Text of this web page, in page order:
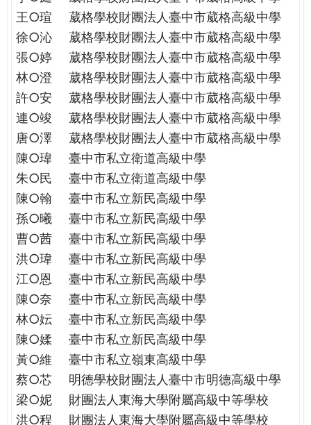
王○瑄
葳格學校財團法人臺中市葳格高級中學
徐○沁
葳格學校財團法人臺中市葳格高級中學
張○婷
葳格學校財團法人臺中市葳格高級中學
林○澄
葳格學校財團法人臺中市葳格高級中學
許○安
葳格學校財團法人臺中市葳格高級中學
連○竣
葳格學校財團法人臺中市葳格高級中學
唐○澤
葳格學校財團法人臺中市葳格高級中學
陳○瑋
臺中市私立衛道高級中學
朱○民
臺中市私立衛道高級中學
陳○翰
臺中市私立新民高級中學
孫○曦
臺中市私立新民高級中學
曹○茜
臺中市私立新民高級中學
洪○瑋
臺中市私立新民高級中學
江○恩
臺中市私立新民高級中學
陳○奈
臺中市私立新民高級中學
林○妘
臺中市私立新民高級中學
陳○媃
臺中市私立新民高級中學
黃○維
臺中市私立嶺東高級中學
蔡○芯
明德學校財團法人臺中市明德高級中學
梁○妮
財團法人東海大學附屬高級中等學校
洪○程
財團法人東海大學附屬高級中等學校